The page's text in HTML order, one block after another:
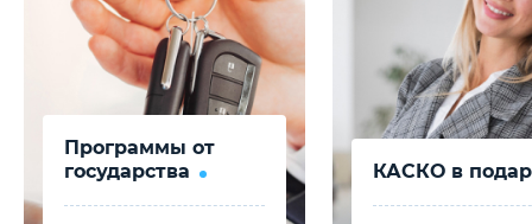
Программы от
государства
КАСКО в